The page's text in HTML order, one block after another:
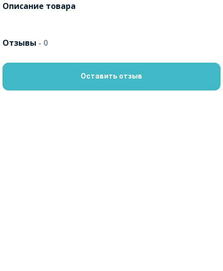
Описание товара
Отзывы - 0
Оставить отзыв